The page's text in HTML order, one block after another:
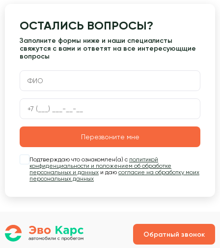
ОСТАЛИСЬ ВОПРОСЫ?
Заполните формы ниже и наши специалисты
свяжутся с вами и ответят на все интересующщие
вопросы
Перезвоните мне
Подтверждаю что ознакомлен(а) с политикой
конфиденциальности и положением об обработке
персональных и данных и даю согласие на обработку моих
персональных данных
Обратный звонок